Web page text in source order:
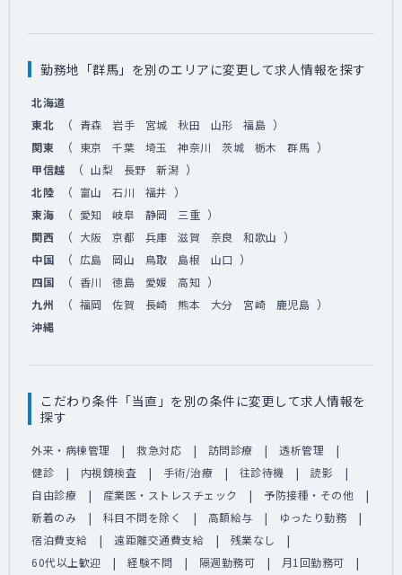
勤務地「群馬」を別のエリアに変更して求人情報を探す
北海道
東北
（ 青森 岩手 宮城 秋田 山形 福島 ）
関東 （ 東京 千葉 埼玉 神奈川 茨城 栃木 群馬 ）
甲信越 （ 山梨 長野 新潟 ）
北陸 （ 富山 石川 福井 ）
東海 （ 愛知 岐阜 静岡 三重 ）
関西 （ 大阪 京都 兵庫 滋賀 奈良 和歌山 ）
中国 （ 広島 岡山 鳥取 島根 山口 ）
四国 （ 香川 徳島 愛媛 高知 ）
九州 （ 福岡 佐賀 長崎 熊本 大分 宮崎 鹿児島 ）
沖縄
こだわり条件「当直」を別の条件に変更して求人情報を
探す
外来・病棟管理 救急対応 訪問診療
透析管理
健診
内視鏡検査 手術/治療 往診待機
読影
自由診療
産業医・ストレスチェック
予防接種・その他
新着のみ
科目不問を除く 高額給与
ゆったり勤務
宿泊費支給
遠距離交通費支給
残業なし
60代以上歓迎
経験不問 隔週勤務可
月1回勤務可